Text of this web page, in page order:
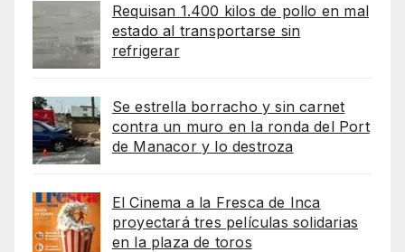
Requisan 1.400 kilos de pollo en mal
estado al transportarse sin
refrigerar
Se estrella borracho y sin carnet
contra un muro en la ronda del Port
de Manacor y lo destroza
El Cinema a la Fresca de Inca
proyectará tres películas solidarias
en la plaza de toros